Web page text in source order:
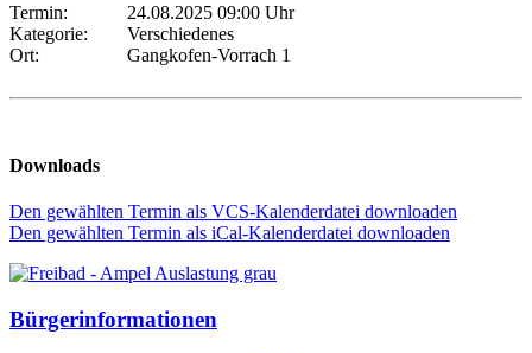
Termin:
24.08.2025 09:00 Uhr
Kategorie:
Verschiedenes
Ort:
Gangkofen-Vorrach 1
Downloads
Den gewählten Termin als VCS-Kalenderdatei downloaden
Den gewählten Termin als iCal-Kalenderdatei downloaden
Bürgerinformationen